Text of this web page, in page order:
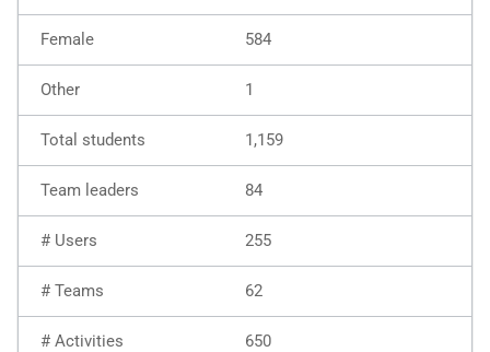
584
1
1,159
84
255
62
650